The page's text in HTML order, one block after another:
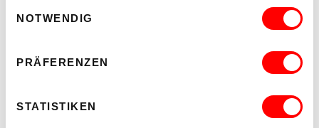
NOTWENDIG
PRÄFERENZEN
STATISTIKEN